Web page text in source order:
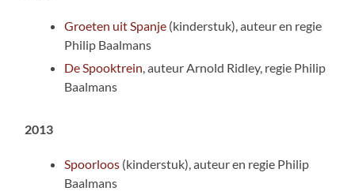
Groeten uit Spanje (kinderstuk), auteur en regie
Philip Baalmans
De Spooktrein, auteur Arnold Ridley, regie Philip
Baalmans
2013
Spoorloos (kinderstuk), auteur en regie Philip
Baalmans